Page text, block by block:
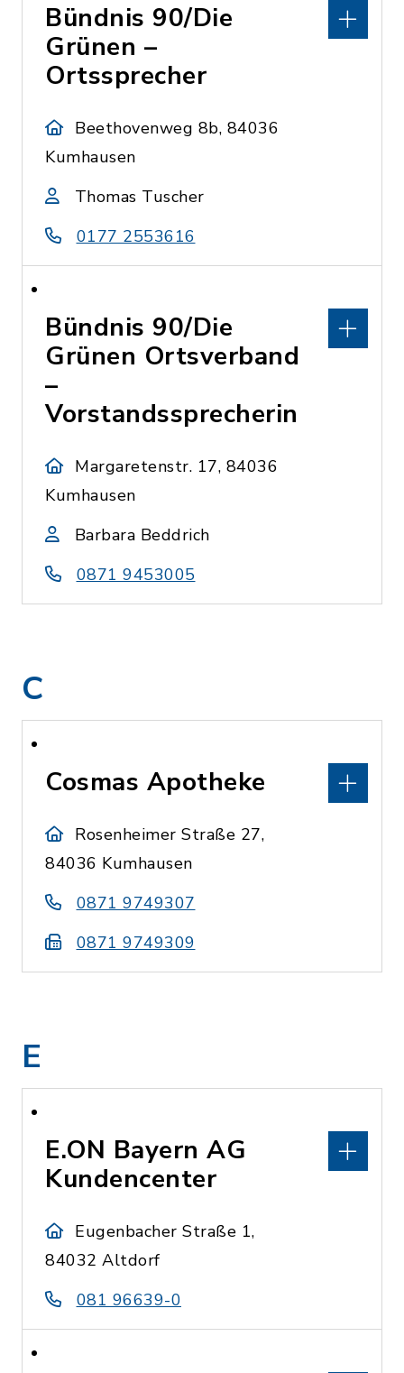
Bündnis 90/Die
Grünen –
Ortssprecher
Beethovenweg 8b, 84036
Kumhausen
Thomas Tuscher
0177 2553616
Bündnis 90/Die
Grünen Ortsverband
–
Vorstandssprecherin
Margaretenstr. 17, 84036
Kumhausen
Barbara Beddrich
0871 9453005
C
Cosmas Apotheke
Rosenheimer Straße 27,
84036 Kumhausen
0871 9749307
0871 9749309
E
E.ON Bayern AG
Kundencenter
Eugenbacher Straße 1,
84032 Altdorf
081 96639-0